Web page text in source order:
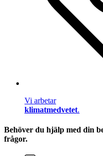
Vi arbetar
klimatmedvetet.
Behöver du hjälp med din
frågor.